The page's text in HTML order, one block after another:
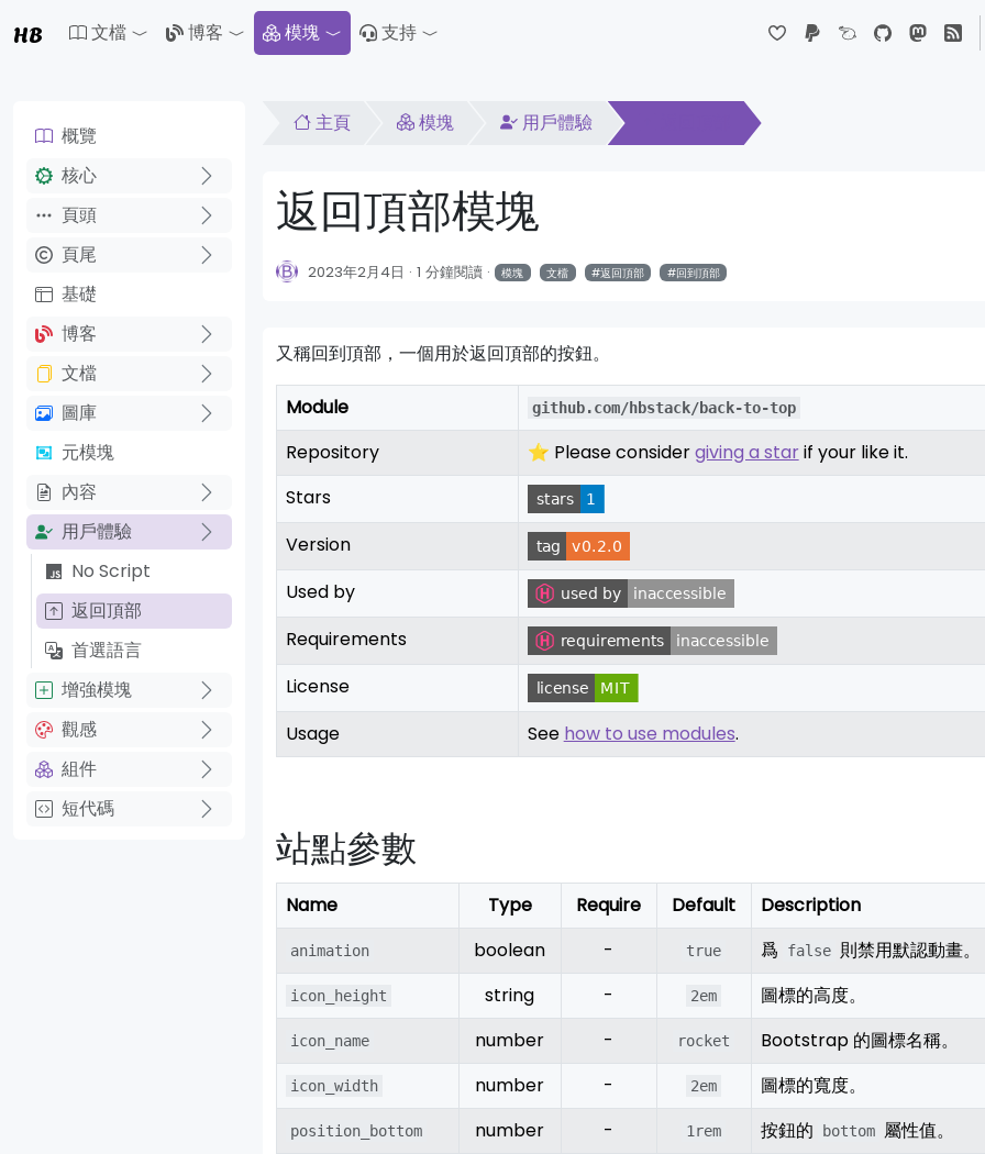
HB 文檔 博客 Toggle Dropdown
模塊 Toggle Dropdown
支持 Toggle Dropdown
概覽
核心
頁頭
頁尾
基礎
博客
文檔
圖庫
元模塊
內容
用戶體驗
No Script
返回頂部
首選語言
增強模塊
觀感
組件
短代碼
主頁 模塊 用戶體驗
返回頂部模塊
2023年2月4日 1 分鐘閱讀 模塊 文檔 返回頂部 回到頂部
又稱回到頂部，一個用於返回頂部的按鈕。
Module github.com/hbstack/back-to-top
Repository ⭐ Please considergiving a starif your like it.
Stars
Version
Used by
Requirements
License
Usage
See how to use modules.
站點參數
Name Type Require Default Description
animation boolean - true 爲 false 則禁用默認動畫。
icon_height string - 2em 圖標的高度。
icon_name number - rocket Bootstrap 的圖標名稱。
icon_width number - 2em 圖標的寬度。
position_bottom number - 1rem 按鈕的 bottom 屬性值。